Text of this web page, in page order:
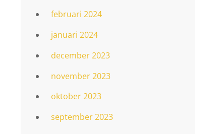
februari 2024
januari 2024
december 2023
november 2023
oktober 2023
september 2023